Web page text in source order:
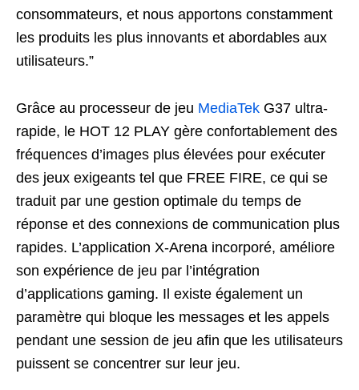
consommateurs, et nous apportons constamment
les produits les plus innovants et abordables aux
utilisateurs.”
Grâce au processeur de jeu MediaTek G37 ultra-
rapide, le HOT 12 PLAY gère confortablement des
fréquences d’images plus élevées pour exécuter
des jeux exigeants tel que FREE FIRE, ce qui se
traduit par une gestion optimale du temps de
réponse et des connexions de communication plus
rapides. L’application X-Arena incorporé, améliore
son expérience de jeu par l’intégration
d’applications gaming. Il existe également un
paramètre qui bloque les messages et les appels
pendant une session de jeu afin que les utilisateurs
puissent se concentrer sur leur jeu.